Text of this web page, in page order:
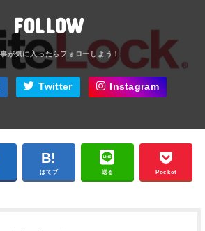
FOLLOW
Twitter Instagram
はてブ 送る Pocket